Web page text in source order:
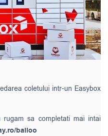
coletului intr-un Easybox
sa completati mai intai
balloo